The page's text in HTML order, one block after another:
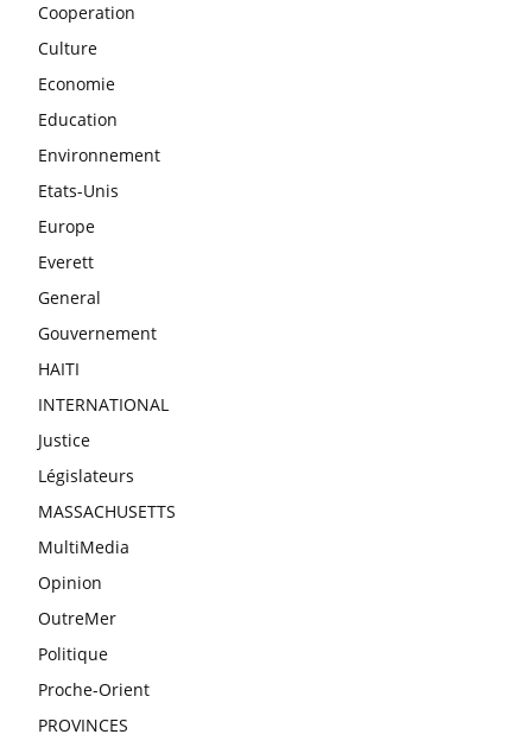
Cooperation
Culture
Economie
Education
Environnement
Etats-Unis
Europe
Everett
General
Gouvernement
HAITI
INTERNATIONAL
Justice
Législateurs
MASSACHUSETTS
MultiMedia
Opinion
OutreMer
Politique
Proche-Orient
PROVINCES